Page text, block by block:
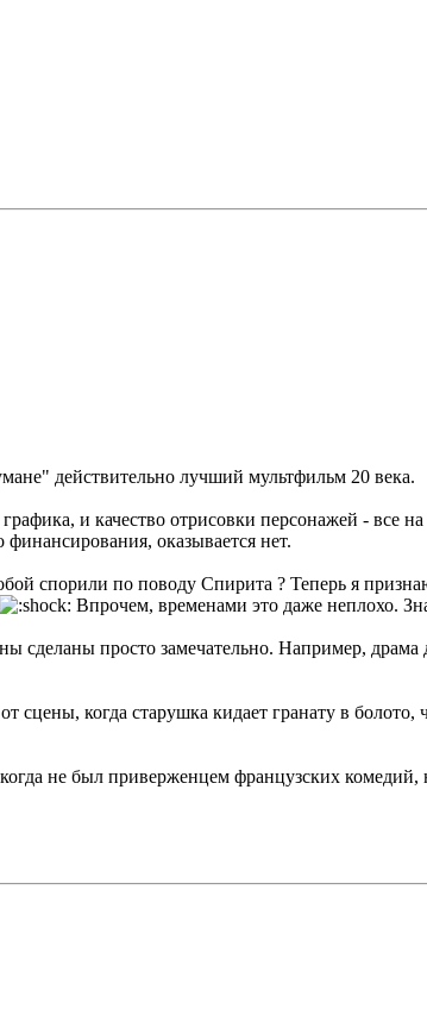
действительно лучший мультфильм 20 века.
и качество отрисовки персонажей -
оказывается нет.
спорили по поводу Спирита ? Теперь я
Впрочем, временами это даже неплохо.
сделаны просто замечательно. Например,
сцены, когда старушка кидает гранату в
не был приверженцем французских комедий,